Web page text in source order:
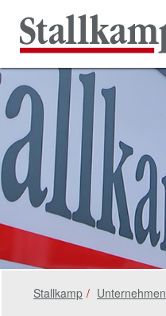
Stallkamp Unternehmen